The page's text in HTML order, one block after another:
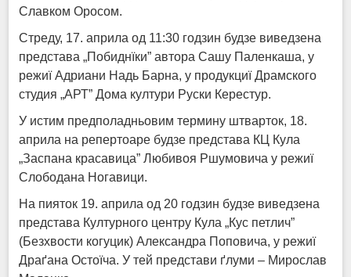
Славком Оросом.
Стреду, 17. априла од 11:30 годзин будзе виведзена
представа „Побиднїки” автора Сашу Паленкаша, у
режиї Адриани Надь Барна, у продукциї Драмского
студия „АРТ” Дома култури Руски Керестур.
У истим предполадньовим термину штварток, 18.
априла на репертоаре будзе представа КЦ Кула
„Заспана красавица” Любивоя Ршумовича у режиї
Слободана Ногавици.
На пияток 19. априла од 20 годзин будзе виведзена
представа Културного центру Кула „Кус петлич”
(Безхвости когуцик) Александра Поповича, у режиї
Драґана Остоїча. У тей представи ґлуми – Мирослав